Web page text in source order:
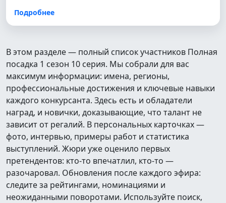
Подробнее
В этом разделе — полный список участников Полная
посадка 1 сезон 10 серия. Мы собрали для вас
максимум информации: имена, регионы,
профессиональные достижения и ключевые навыки
каждого конкурсанта. Здесь есть и обладатели
наград, и новички, доказывающие, что талант не
зависит от регалий. В персональных карточках —
фото, интервью, примеры работ и статистика
выступлений. Жюри уже оценило первых
претендентов: кто‑то впечатлил, кто‑то —
разочаровал. Обновления после каждого эфира:
следите за рейтингами, номинациями и
неожиданными поворотами. Используйте поиск,